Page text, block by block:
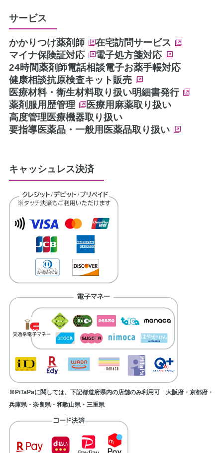
サービス
かかりつけ薬剤師
在宅訪問サービス
マイナ保険証対応
電子処方箋対応
24時間薬剤師電話相談電子お薬手帳対応
健康相談抗原検査キット販売
医療材料・衛生材料取り扱い明細書発行
薬剤服用歴管理
医療用麻薬取り扱い
高度管理医療機器取り扱い
要指導医薬品・一般用医薬品取り扱い
キャッシュレス決済
※PiTaPaに関しては、下記都道府県内の店舗のみ利用可 大阪府・京都府・
兵庫県・奈良県・和歌山県・三重県